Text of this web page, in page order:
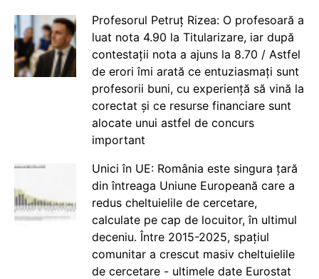
Profesorul Petruț Rizea: O profesoară a
luat nota 4.90 la Titularizare, iar după
contestații nota a ajuns la 8.70 / Astfel
de erori îmi arată ce entuziasmați sunt
profesorii buni, cu experiență să vină la
corectat și ce resurse financiare sunt
alocate unui astfel de concurs
important
Unici în UE: România este singura țară
din întreaga Uniune Europeană care a
redus cheltuielile de cercetare,
calculate pe cap de locuitor, în ultimul
deceniu. Între 2015-2025, spațiul
comunitar a crescut masiv cheltuielile
de cercetare - ultimele date Eurostat